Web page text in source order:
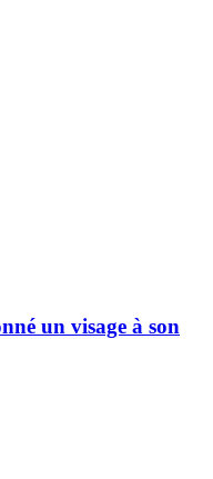
un visage à son